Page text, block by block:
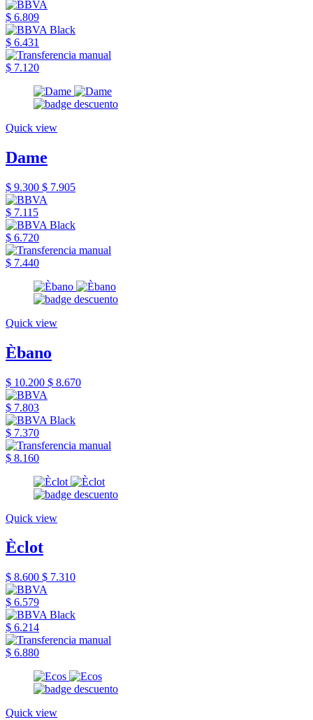
$ 6.809
$ 6.431
$ 7.120
Quick view
Dame
$ 9.300 $ 7.905
$ 7.115
$ 6.720
$ 7.440
Quick view
Èbano
$ 10.200 $ 8.670
$ 7.803
$ 7.370
$ 8.160
Quick view
Èclot
$ 8.600 $ 7.310
$ 6.579
$ 6.214
$ 6.880
Quick view